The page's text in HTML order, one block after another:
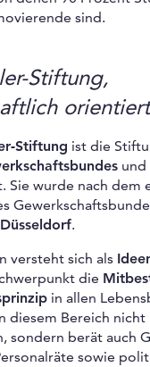
sind.
Stiftung,
Stiftung ist die
und
Sie wurde nach dem
Düsseldorf.
versteht sich als
die
in allen
diesem Bereich nicht
sondern berät auch
sowie